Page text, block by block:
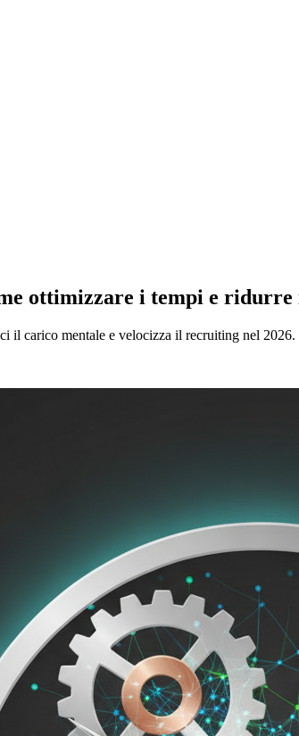
ottimizzare i tempi e
il carico mentale e velocizza il recruiting nel